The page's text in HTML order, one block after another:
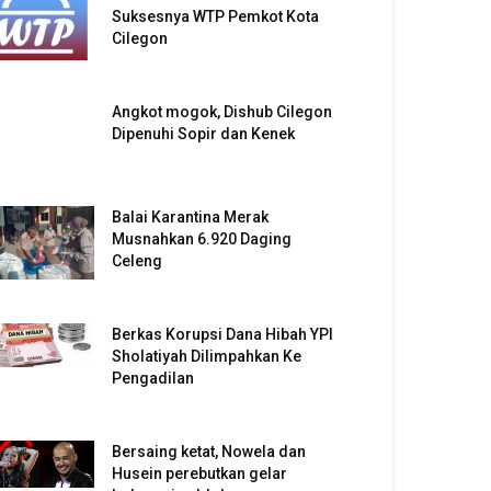
Suksesnya WTP Pemkot Kota
Cilegon
Angkot mogok, Dishub Cilegon
Dipenuhi Sopir dan Kenek
Balai Karantina Merak
Musnahkan 6.920 Daging
Celeng
Berkas Korupsi Dana Hibah YPI
Sholatiyah Dilimpahkan Ke
Pengadilan
Bersaing ketat, Nowela dan
Husein perebutkan gelar